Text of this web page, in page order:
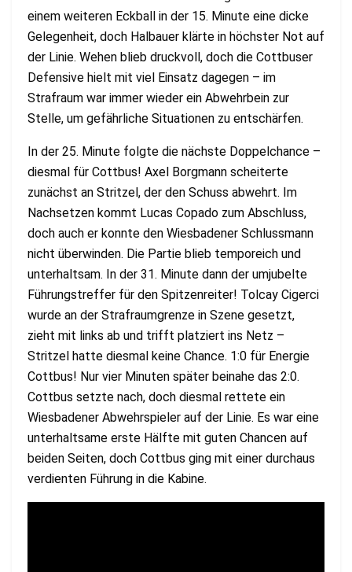
einem weiteren Eckball in der 15. Minute eine dicke
Gelegenheit, doch Halbauer klärte in höchster Not auf
der Linie. Wehen blieb druckvoll, doch die Cottbuser
Defensive hielt mit viel Einsatz dagegen – im
Strafraum war immer wieder ein Abwehrbein zur
Stelle, um gefährliche Situationen zu entschärfen.
In der 25. Minute folgte die nächste Doppelchance –
diesmal für Cottbus! Axel Borgmann scheiterte
zunächst an Stritzel, der den Schuss abwehrt. Im
Nachsetzen kommt Lucas Copado zum Abschluss,
doch auch er konnte den Wiesbadener Schlussmann
nicht überwinden. Die Partie blieb temporeich und
unterhaltsam. In der 31. Minute dann der umjubelte
Führungstreffer für den Spitzenreiter! Tolcay Cigerci
wurde an der Strafraumgrenze in Szene gesetzt,
zieht mit links ab und trifft platziert ins Netz –
Stritzel hatte diesmal keine Chance. 1:0 für Energie
Cottbus! Nur vier Minuten später beinahe das 2:0.
Cottbus setzte nach, doch diesmal rettete ein
Wiesbadener Abwehrspieler auf der Linie. Es war eine
unterhaltsame erste Hälfte mit guten Chancen auf
beiden Seiten, doch Cottbus ging mit einer durchaus
verdienten Führung in die Kabine.